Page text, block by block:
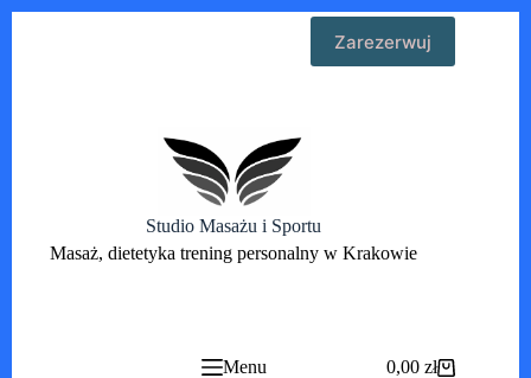
Zarezerwuj
Studio Masażu i Sportu
Masaż, dietetyka trening personalny w Krakowie
Menu 0,00zł